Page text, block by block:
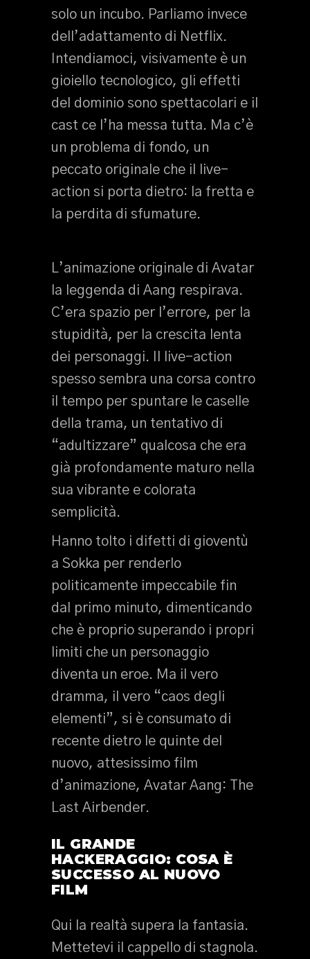
solo un incubo. Parliamo invece
dell’adattamento di Netflix.
Intendiamoci, visivamente è un
gioiello tecnologico, gli effetti
del dominio sono spettacolari e il
cast ce l’ha messa tutta. Ma c’è
un problema di fondo, un
peccato originale che il live-
action si porta dietro: la fretta e
la perdita di sfumature.
L’animazione originale di Avatar
la leggenda di Aang respirava.
C’era spazio per l’errore, per la
stupidità, per la crescita lenta
dei personaggi. Il live-action
spesso sembra una corsa contro
il tempo per spuntare le caselle
della trama, un tentativo di
“adultizzare” qualcosa che era
già profondamente maturo nella
sua vibrante e colorata
semplicità.
Hanno tolto i difetti di gioventù
a Sokka per renderlo
politicamente impeccabile fin
dal primo minuto, dimenticando
che è proprio superando i propri
limiti che un personaggio
diventa un eroe. Ma il vero
dramma, il vero “caos degli
elementi”, si è consumato di
recente dietro le quinte del
nuovo, attesissimo film
d’animazione, Avatar Aang: The
Last Airbender.
IL GRANDE
HACKERAGGIO: COSA È
SUCCESSO AL NUOVO
FILM
Qui la realtà supera la fantasia.
Mettetevi il cappello di stagnola.